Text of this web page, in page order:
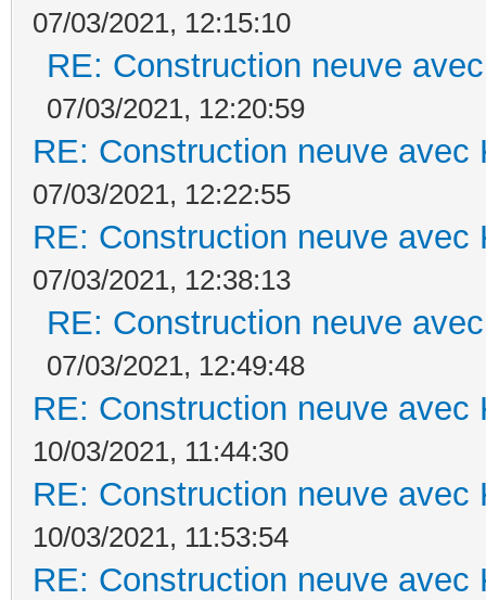
07/03/2021, 12:15:10
RE: Construction neuve
07/03/2021, 12:20:59
RE: Construction neuve avec
07/03/2021, 12:22:55
RE: Construction neuve avec
07/03/2021, 12:38:13
RE: Construction neuve
07/03/2021, 12:49:48
RE: Construction neuve avec
10/03/2021, 11:44:30
RE: Construction neuve avec
10/03/2021, 11:53:54
RE: Construction neuve avec